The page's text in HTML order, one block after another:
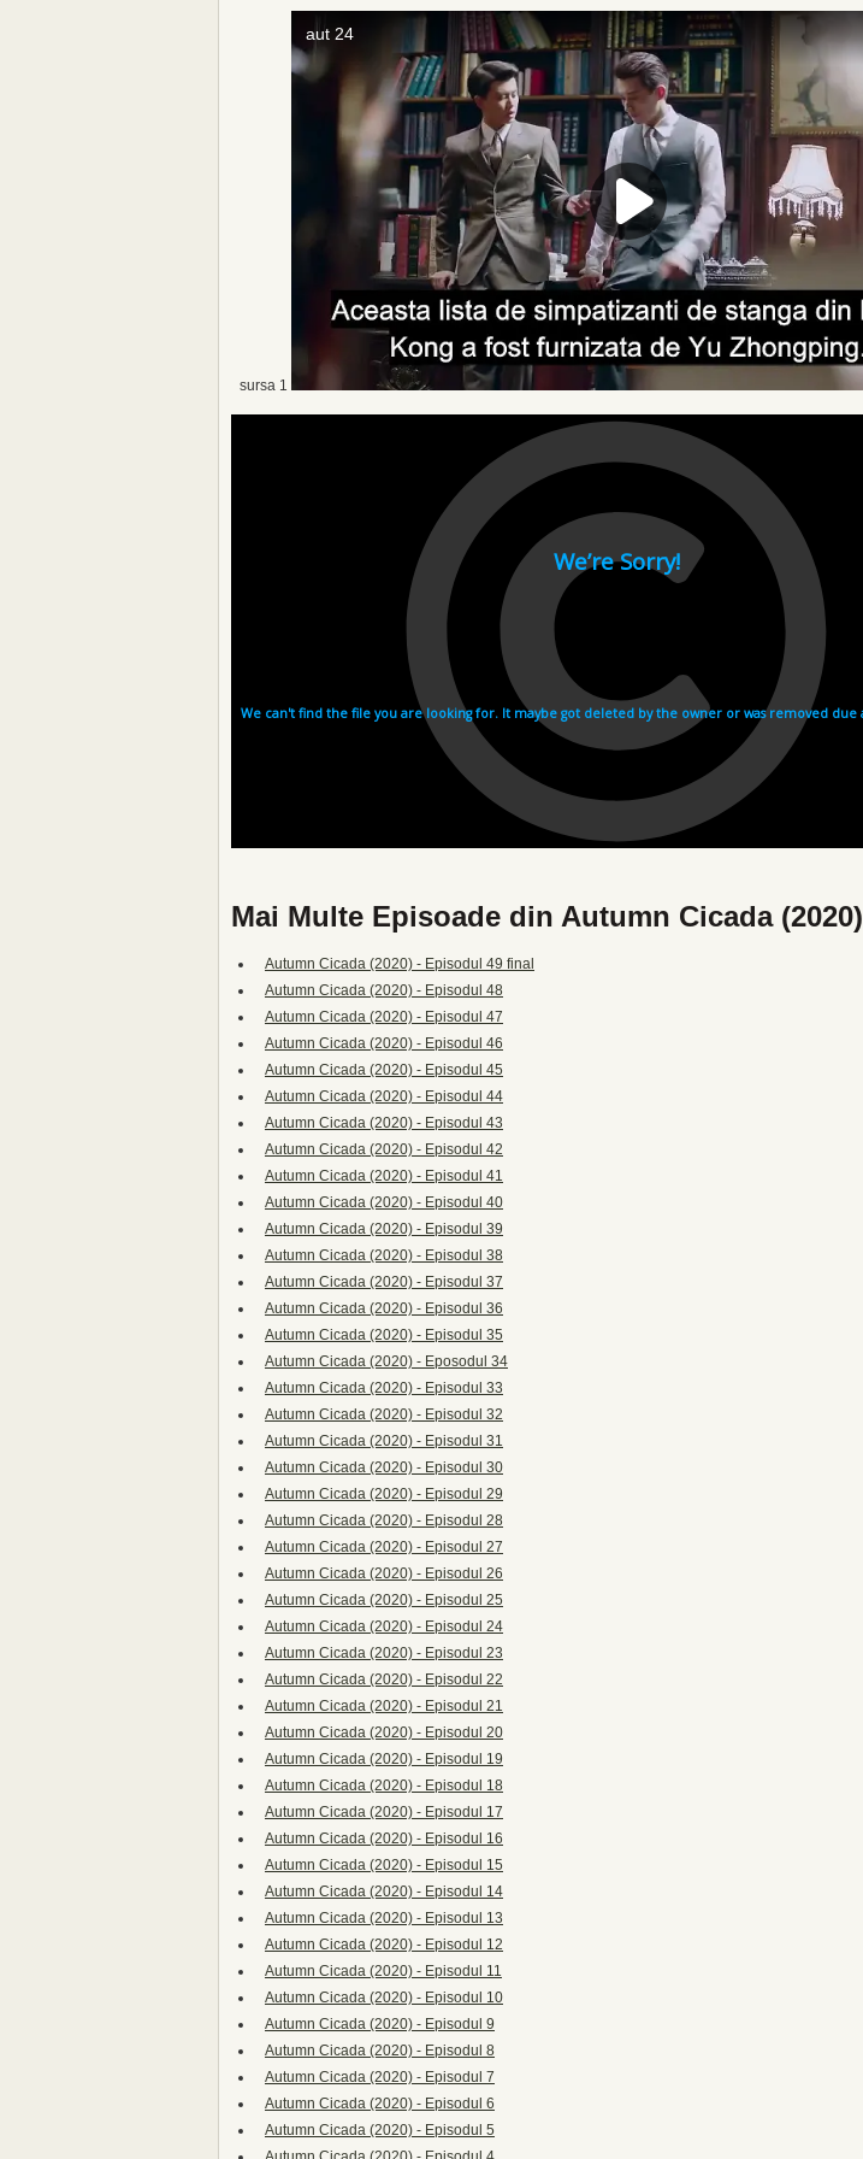
sursa 1
Mai Multe Episoade din Autumn Cicada (2020)
Autumn Cicada (2020) - Episodul 49 final
Autumn Cicada (2020) - Episodul 48
Autumn Cicada (2020) - Episodul 47
Autumn Cicada (2020) - Episodul 46
Autumn Cicada (2020) - Episodul 45
Autumn Cicada (2020) - Episodul 44
Autumn Cicada (2020) - Episodul 43
Autumn Cicada (2020) - Episodul 42
Autumn Cicada (2020) - Episodul 41
Autumn Cicada (2020) - Episodul 40
Autumn Cicada (2020) - Episodul 39
Autumn Cicada (2020) - Episodul 38
Autumn Cicada (2020) - Episodul 37
Autumn Cicada (2020) - Episodul 36
Autumn Cicada (2020) - Episodul 35
Autumn Cicada (2020) - Eposodul 34
Autumn Cicada (2020) - Episodul 33
Autumn Cicada (2020) - Episodul 32
Autumn Cicada (2020) - Episodul 31
Autumn Cicada (2020) - Episodul 30
Autumn Cicada (2020) - Episodul 29
Autumn Cicada (2020) - Episodul 28
Autumn Cicada (2020) - Episodul 27
Autumn Cicada (2020) - Episodul 26
Autumn Cicada (2020) - Episodul 25
Autumn Cicada (2020) - Episodul 24
Autumn Cicada (2020) - Episodul 23
Autumn Cicada (2020) - Episodul 22
Autumn Cicada (2020) - Episodul 21
Autumn Cicada (2020) - Episodul 20
Autumn Cicada (2020) - Episodul 19
Autumn Cicada (2020) - Episodul 18
Autumn Cicada (2020) - Episodul 17
Autumn Cicada (2020) - Episodul 16
Autumn Cicada (2020) - Episodul 15
Autumn Cicada (2020) - Episodul 14
Autumn Cicada (2020) - Episodul 13
Autumn Cicada (2020) - Episodul 12
Autumn Cicada (2020) - Episodul 11
Autumn Cicada (2020) - Episodul 10
Autumn Cicada (2020) - Episodul 9
Autumn Cicada (2020) - Episodul 8
Autumn Cicada (2020) - Episodul 7
Autumn Cicada (2020) - Episodul 6
Autumn Cicada (2020) - Episodul 5